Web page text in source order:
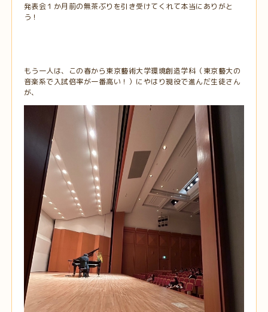
発表会１か月前の無茶ぶりを引き受けてくれて本当にありがと
う！
もう一人は、この春から東京藝術大学環境創造学科（東京藝大の
音楽系で入試倍率が一番高い！）にやはり現役で進んだ生徒さん
が、